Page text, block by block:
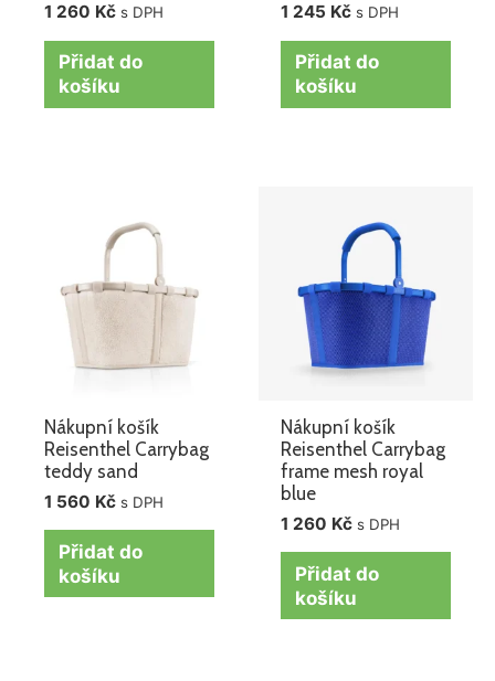
1 260 Kč s DPH
Přidat do
košíku
1 245 Kč s DPH
Přidat do
košíku
Nákupní košík
Reisenthel Carrybag
teddy sand
1 560 Kč s DPH
Přidat do
košíku
Nákupní košík
Reisenthel Carrybag
frame mesh royal
blue
1 260 Kč s DPH
Přidat do
košíku